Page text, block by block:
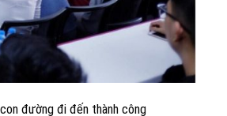
đường đi đến thành công